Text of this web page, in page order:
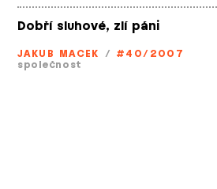
Dobří sluhové, zlí páni
JAKUB MACEK / #40/2007
společnost